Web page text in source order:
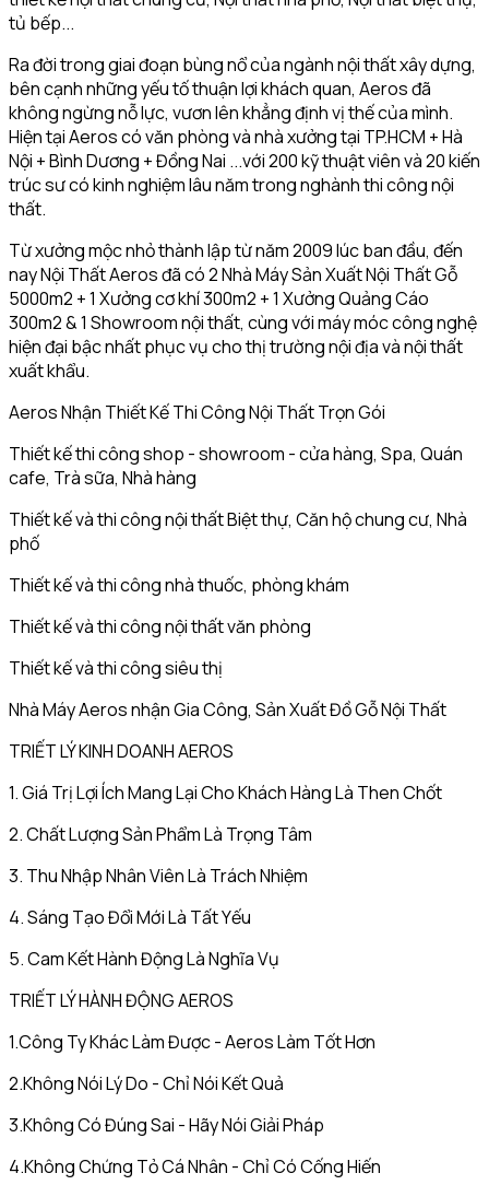
tủ bếp...
Ra đời trong giai đoạn bùng nổ của ngành nội thất xây dựng,
bên cạnh những yếu tố thuận lợi khách quan, Aeros đã
không ngừng nỗ lực, vươn lên khẳng định vị thế của mình.
Hiện tại Aeros có văn phòng và nhà xưởng tại TP.HCM + Hà
Nội + Bình Dương + Đồng Nai ...với 200 kỹ thuật viên và 20 kiến
trúc sư có kinh nghiệm lâu năm trong nghành thi công nội
thất.
Từ xưởng mộc nhỏ thành lập từ năm 2009 lúc ban đầu, đến
nay Nội Thất Aeros đã có 2 Nhà Máy Sản Xuất Nội Thất Gỗ
5000m2 + 1 Xưởng cơ khí 300m2 + 1 Xưởng Quảng Cáo
300m2 & 1 Showroom nội thất, cùng với máy móc công nghệ
hiện đại bậc nhất phục vụ cho thị trường nội địa và nội thất
xuất khẩu.
Aeros Nhận Thiết Kế Thi Công Nội Thất Trọn Gói
Thiết kế thi công shop - showroom - cửa hàng, Spa, Quán
cafe, Trà sữa, Nhà hàng
Thiết kế và thi công nội thất Biệt thự, Căn hộ chung cư, Nhà
phố
Thiết kế và thi công nhà thuốc, phòng khám
Thiết kế và thi công nội thất văn phòng
Thiết kế và thi công siêu thị
Nhà Máy Aeros nhận Gia Công, Sản Xuất Đồ Gỗ Nội Thất
TRIẾT LÝ KINH DOANH AEROS
1. Giá Trị Lợi Ích Mang Lại Cho Khách Hàng Là Then Chốt
2. Chất Lượng Sản Phẩm Là Trọng Tâm
3. Thu Nhập Nhân Viên Là Trách Nhiệm
4. Sáng Tạo Đổi Mới Là Tất Yếu
5. Cam Kết Hành Động Là Nghĩa Vụ
TRIẾT LÝ HÀNH ĐỘNG AEROS
1.Công Ty Khác Làm Được - Aeros Làm Tốt Hơn
2.Không Nói Lý Do - Chỉ Nói Kết Quả
3.Không Có Đúng Sai - Hãy Nói Giải Pháp
4.Không Chứng Tỏ Cá Nhân - Chỉ Có Cống Hiến